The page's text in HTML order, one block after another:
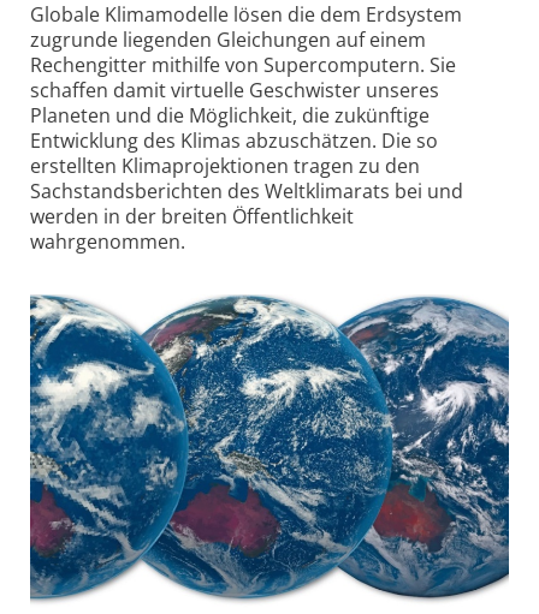
Globale Klimamodelle lösen die dem Erdsystem
zugrunde liegenden Gleichungen auf einem
Rechengitter mithilfe von Supercomputern. Sie
schaffen damit virtuelle Geschwister unseres
Planeten und die Möglichkeit, die zukünftige
Entwicklung des Klimas abzuschätzen. Die so
erstellten Klimaprojektionen tragen zu den
Sachstandsberichten des Weltklimarats bei und
werden in der breiten Öffentlichkeit
wahrgenommen.